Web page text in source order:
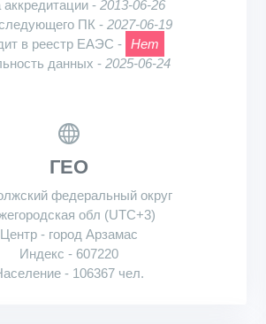
аккредитации - 2013-06-26
ПК - 2027-06-19
в реестр ЕАЭС - Нет
данных - 2025-06-24
ГЕО
федеральный округ
обл (UTC+3)
Центр - город Арзамас
Индекс - 607220
- 106367 чел.